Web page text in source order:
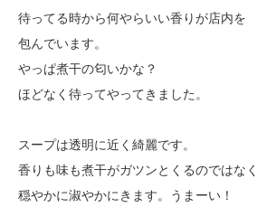
待ってる時から何やらいい香りが店内を
包んでいます。
やっぱ煮干の匂いかな？
ほどなく待ってやってきました。
スープは透明に近く綺麗です。
香りも味も煮干がガツンとくるのではなく
穏やかに淑やかにきます。うまーい！